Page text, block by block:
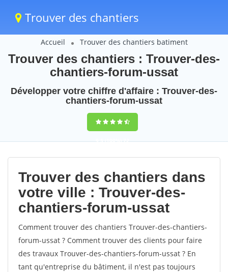
Trouver des chantiers
Accueil Trouver des chantiers batiment
Trouver des chantiers : Trouver-des-
chantiers-forum-ussat
Développer votre chiffre d'affaire : Trouver-des-
chantiers-forum-ussat
9,5(100%)72
votes
Trouver des chantiers dans
votre ville : Trouver-des-
chantiers-forum-ussat
Comment trouver des chantiers Trouver-des-chantiers-
forum-ussat ? Comment trouver des clients pour faire
des travaux Trouver-des-chantiers-forum-ussat ? En
tant qu'entreprise du bâtiment, il n'est pas toujours